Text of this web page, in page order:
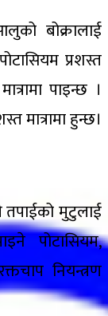
बोक्रालाई
प्रशस्त
पाइन्छ ।
मात्रामा हुन्छ।
मुटुलाई
पोटासियम,
नियन्त्रण